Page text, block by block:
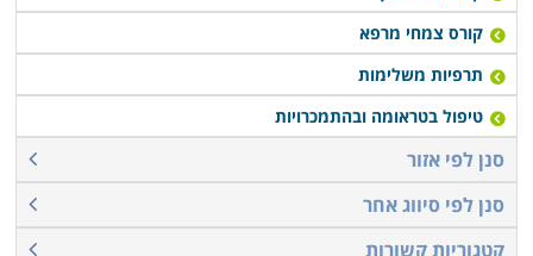
קורס צמחי מרפא
תרפיות משלימות
טיפול בטראומה ובהתמכרויות
סנן לפי אזור
סנן לפי סיווג אחר
קטגוריות קשורות